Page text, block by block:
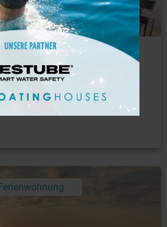
Foto: © booking.com
4, Berlin-
Side Gallery entfernte
4, Berlin-Köpenick/ Am